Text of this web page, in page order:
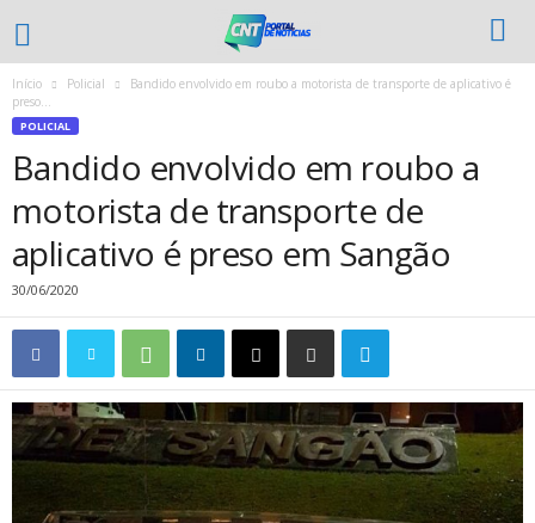
Início Policial
Bandido envolvido em roubo a motorista de transporte de aplicativo é
preso...
POLICIAL
Bandido envolvido em roubo a
motorista de transporte de
aplicativo é preso em Sangão
30/06/2020